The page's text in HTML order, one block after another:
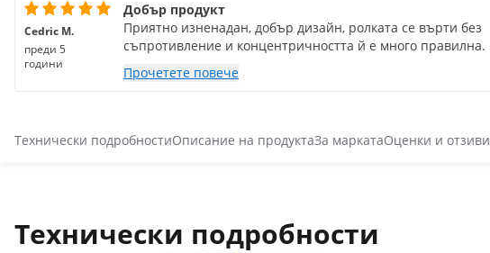
Cedric M.
преди 5
години
Добър продукт
Приятно изненадан, добър дизайн, ролката се върти без
съпротивление и концентричността й е много правилна.
Прочетете повече
Технически подробностиОписание на продуктаЗа маркатаОценки и отзиви
Технически подробности